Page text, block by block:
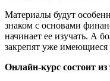
Материалы будут
знаком с основами
начинает ее изучать. А
закрепят уже имеющиеся
Онлайн-курс состоит из